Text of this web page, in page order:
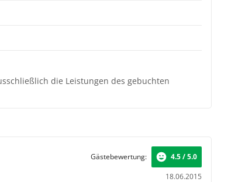
die Leistungen des gebuchten
18.06.2015
Gästebewertung: 4.5 / 5.0